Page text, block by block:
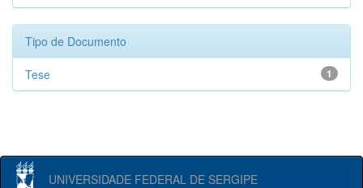
Tipo de Documento
1
Tese
UNIVERSIDADE FEDERAL DE SERGIPE